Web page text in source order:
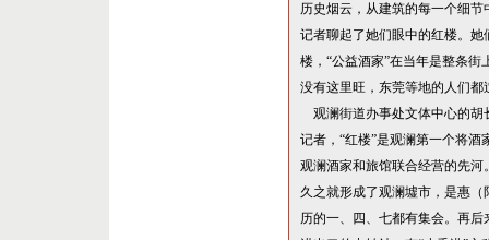
历史烟云，从建筑的每一个细
记者聊起了她们眼中的红楼。
楼， “公益酒家”在当年是整条街
没有这里旺，东莞等地的人们都
观澜街道办事处文体中心的
记者， “红楼”是观澜第一个将酒
观澜酒家和旅馆联合经营的先
久之就形成了观澜墟市，是惠
历的一、四、七都有集会。再